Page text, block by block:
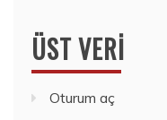
ÜST VERI
Oturum aç